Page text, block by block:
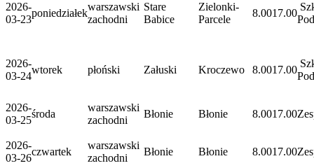
2026-
03-23
poniedziałek
warszawski
zachodni
Stare
Babice
Zielonki-
Parcele
8.0017.00
2026-
03-24
wtorek płoński Załuski Kroczewo 8.0017.00
2026-
03-25
środa
warszawski
zachodni
Błonie Błonie 8.0017.00
2026-
03-26
czwartek
warszawski
zachodni
Błonie Błonie 8.0017.00